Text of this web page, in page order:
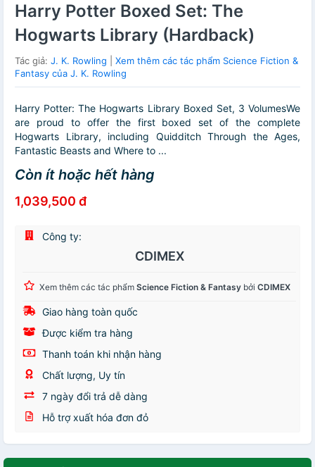
Harry Potter Boxed Set: The
Hogwarts Library (Hardback)
Tác giả: J. K. Rowling
Xem thêm các tác phẩm Science Fiction &
Fantasy của J. K. Rowling
Harry Potter: The Hogwarts Library Boxed Set, 3 VolumesWe
are proud to offer the first boxed set of the complete
Hogwarts Library, including Quidditch Through the Ages,
Fantastic Beasts and Where to ...
Còn ít hoặc hết hàng
1,039,500 đ
Công ty:
CDIMEX
Xem thêm các tác phẩm Science Fiction & Fantasy bởi CDIMEX
Giao hàng toàn quốc
Được kiểm tra hàng
Thanh toán khi nhận hàng
Chất lượng, Uy tín
7 ngày đổi trả dễ dàng
Hỗ trợ xuất hóa đơn đỏ